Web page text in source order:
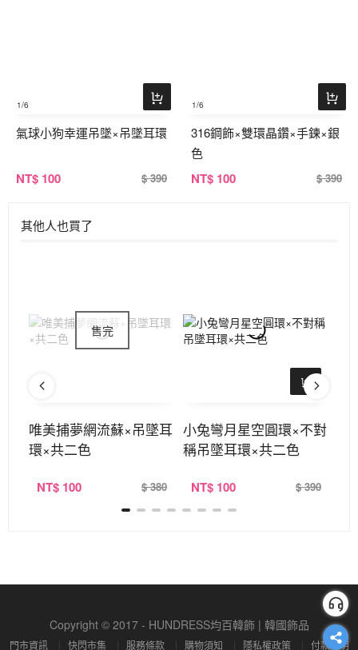
1/6
氣球小狗幸運吊墜×吊墜耳環
NT$ 100 $ 390
1/6
316鋼飾×雙環晶鑽×手鍊×銀
色
NT$ 100 $ 390
其他人也買了
唯美捕夢網流蘇×吊墜耳
環×共二色
NT$ 100 $ 380
小兔彎月星空圓環×不對
稱吊墜耳環×共二色
NT$ 100 $ 390
Copyright © 2017 - HUNDRESS均百韓飾 | 韓國飾品
門市資訊 快閃市集 服務條款 購物須知 隱私權政策 付款說明